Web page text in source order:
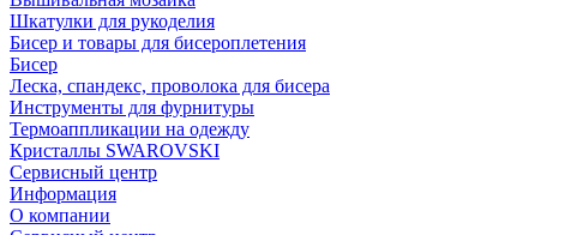
Шкатулки для рукоделия
Бисер и товары для бисероплетения
Бисер
Леска, спандекс, проволока для бисера
Инструменты для фурнитуры
Термоаппликации на одежду
Кристаллы SWAROVSKI
Сервисный центр
Информация
О компании